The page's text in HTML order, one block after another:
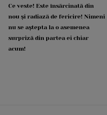
Ce veste! Este însărcinată din
nou și radiază de fericire! Nimeni
nu se aștepta la o asemenea
surpriză din partea ei chiar
acum!